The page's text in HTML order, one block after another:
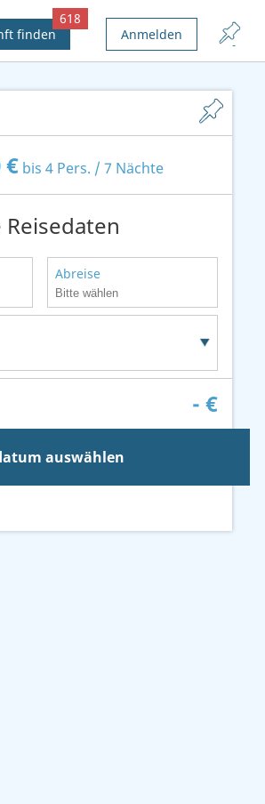
finden
618
Anmelden
€ bis 4 Pers. / 7 Nächte
Abreise
- €
auswählen